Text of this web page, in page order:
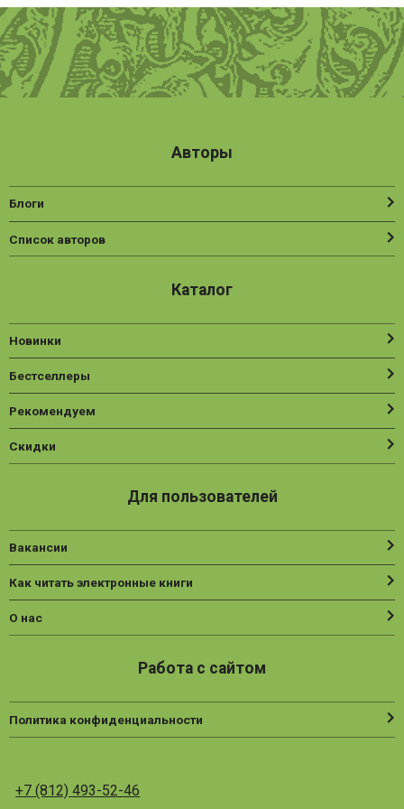
Авторы
Блоги
Список авторов
Каталог
Новинки
Бестселлеры
Рекомендуем
Скидки
Для пользователей
Вакансии
Как читать электронные книги
О нас
Работа с сайтом
Политика конфиденциальности
+7 (812) 493-52-46